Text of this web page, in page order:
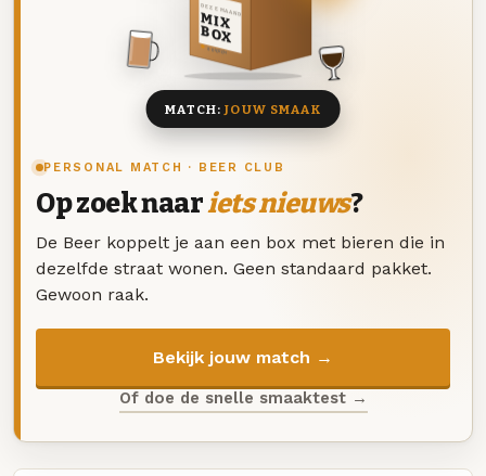
PERSONAL MATCH · BEER CLUB
Op zoek naariets nieuws?
De Beer koppelt je aan een box met bieren die in
dezelfde straat wonen. Geen standaard pakket.
Gewoon raak.
Bekijk jouw match →
Of doe de snelle smaaktest →
DEZE MAAND
MIX
BOX
8 BIEREN
MATCH:JOUW SMAAK